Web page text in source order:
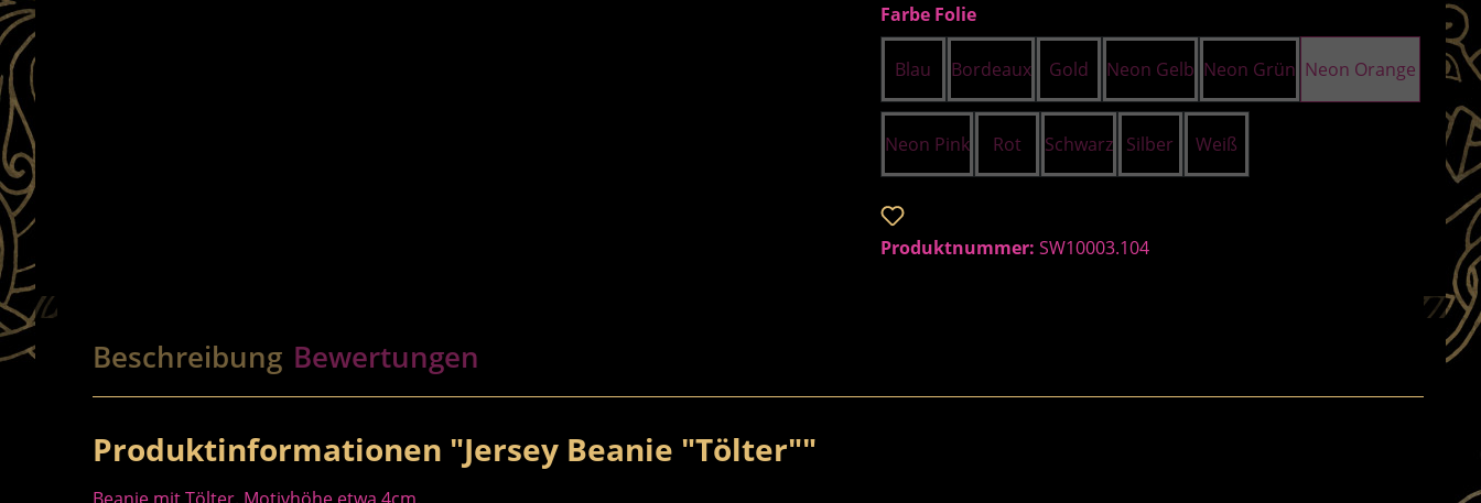
Farbe Folieauswählen
Blau Bordeaux Gold Neon Gelb Neon Grün Neon Orange
Neon Pink Rot Schwarz Silber Weiß
Produktnummer: SW10003.104
Beschreibung Bewertungen
Produktinformationen "Jersey Beanie "Tölter""